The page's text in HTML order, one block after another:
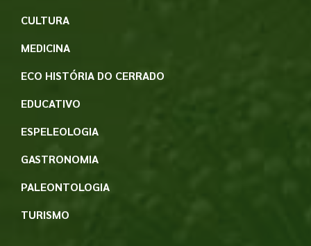
CULTURA
MEDICINA
ECO HISTÓRIA DO CERRADO
EDUCATIVO
ESPELEOLOGIA
GASTRONOMIA
PALEONTOLOGIA
TURISMO